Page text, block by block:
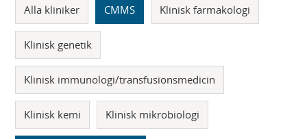
Alla kliniker CMMS Klinisk farmakologi
Klinisk genetik
Klinisk immunologi/transfusionsmedicin
Klinisk kemi Klinisk mikrobiologi